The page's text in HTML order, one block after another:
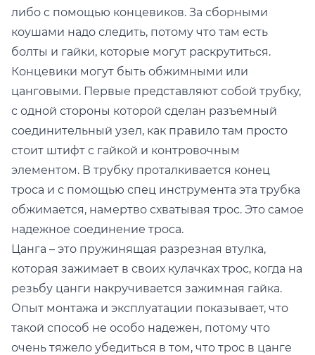
либо с помощью концевиков. За сборными
коушами надо следить, потому что там есть
болты и гайки, которые могут раскрутиться.
Концевики могут быть обжимными или
цанговыми. Первые представляют собой трубку,
с одной стороны которой сделан разъемный
соединительный узел, как правило там просто
стоит штифт с гайкой и контровочным
элементом. В трубку проталкивается конец
троса и с помощью спец инструмента эта трубка
обжимается, намертво схватывая трос. Это самое
надежное соединение троса.
Цанга – это пружинящая разрезная втулка,
которая зажимает в своих кулачках трос, когда на
резьбу цанги накручивается зажимная гайка.
Опыт монтажа и эксплуатации показывает, что
такой способ не особо надежен, потому что
очень тяжело убедиться в том, что трос в цанге